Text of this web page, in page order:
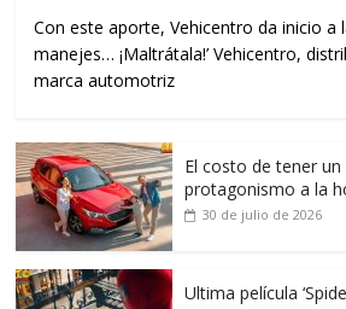
Con este aporte, Vehicentro da inicio a
manejes… ¡Maltrátala!’ Vehicentro,
marca automotriz
El costo de tener
protagonismo a la
30 de julio de 2026
Ultima película